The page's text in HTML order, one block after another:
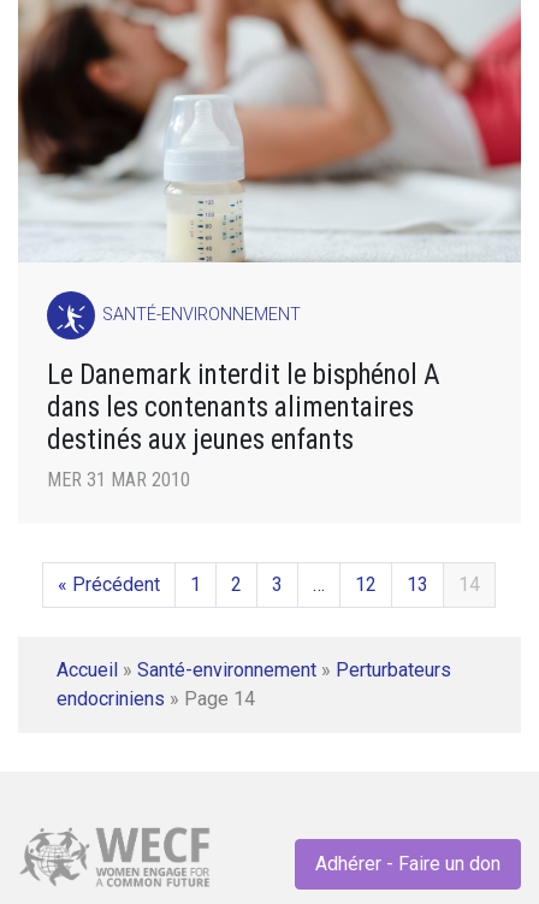
SANTÉ-ENVIRONNEMENT
Le Danemark interdit le bisphénol A
dans les contenants alimentaires
destinés aux jeunes enfants
MER 31 MAR 2010
« Précédent 1 2 3 … 12 13 14
Accueil » Santé-environnement » Perturbateurs
endocriniens » Page 14
Adhérer - Faire un don